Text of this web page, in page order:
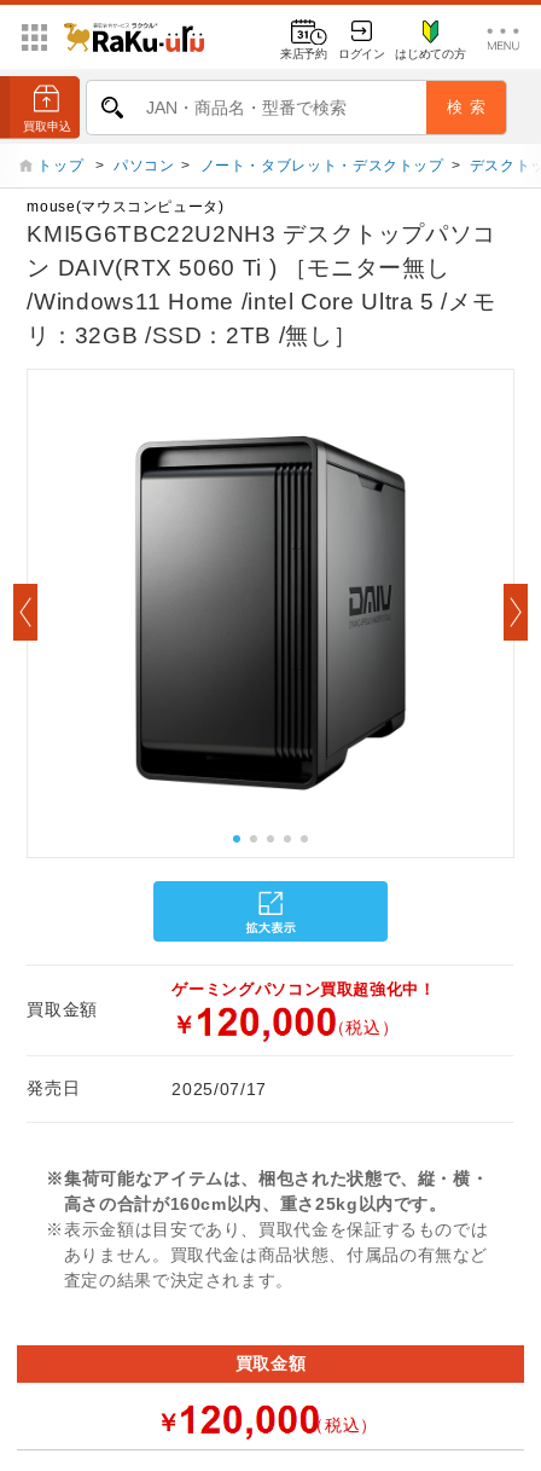
来店予約 ログイン はじめての方
トップ > パソコン > ノート・タブレット・デスクトップ > デスクト
mouse(マウスコンピュータ)
KMI5G6TBC22U2NH3 デスクトップパソコ
ン DAIV(RTX 5060 Ti ) ［モニター無し
/Windows11 Home /intel Core Ultra 5 /メモ
リ：32GB /SSD：2TB /無し］
買取金額
ゲーミングパソコン買取超強化中！
￥ （税込）
発売日 2025/07/17
※集荷可能なアイテムは、梱包された状態で、縦・横・
高さの合計が160cm以内、重さ25kg以内です。
※表示金額は目安であり、買取代金を保証するものでは
ありません。買取代金は商品状態、付属品の有無など
査定の結果で決定されます。
買取金額
￥ （税込）